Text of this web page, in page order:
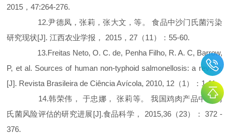
2015，47:264-276.
12.尹德凤，张莉，张大文，等。 食品中沙门氏菌污染
研究现状[J]. 江西农业学报， 2015，27（11）：55-60.
13.Freitas Neto, O. C. de, Penha Filho, R. A. C, Barrow,
P, et al. Sources of human non-typhoid salmonellosis: a review.
[J]. Revista Brasileira de Ciência Avícola, 2010, 12（1）：1-11.
14.韩荣伟， 于忠娜， 张莉等。 我国鸡肉产品中沙门
氏菌风险评估的研究进展[J].食品科学， 2015,36（23）： 372 -
376.